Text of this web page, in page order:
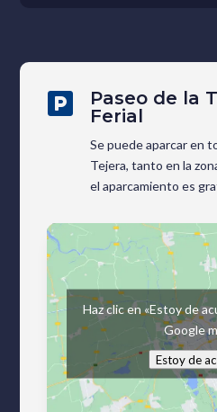

Paseo de la
Ferial
Se puede aparcar en
Tejera, tanto en la
el aparcamiento es
Haz clic en «Estoy de
Google
Estoy de